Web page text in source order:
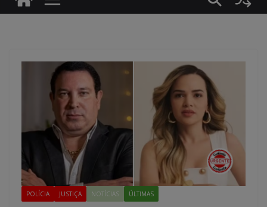
POLÍCIA JUSTIÇA NOTÍCIAS ÚLTIMAS